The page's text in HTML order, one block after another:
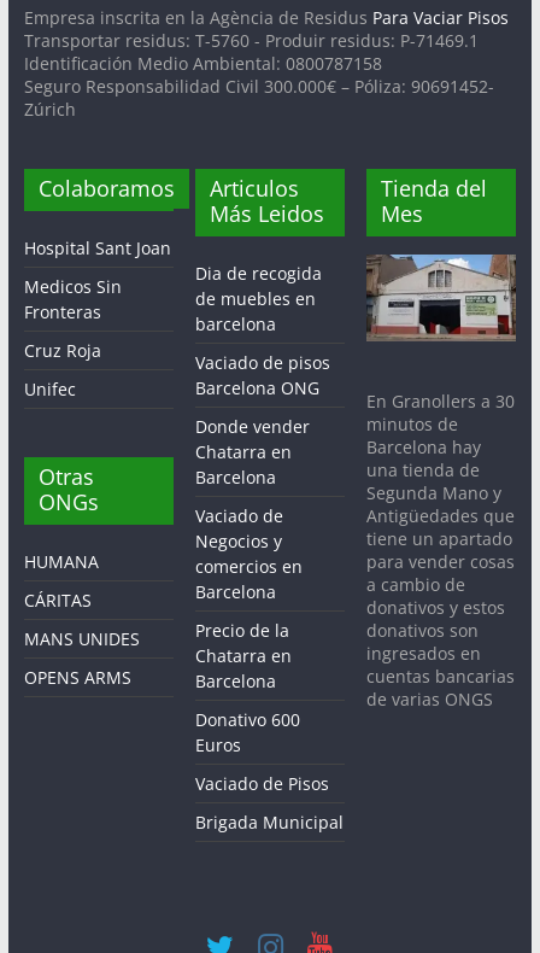
Empresa inscrita en la Agència de Residus Para Vaciar Pisos
Transportar residus: T-5760 - Produir residus: P-71469.1
Identificación Medio Ambiental: 0800787158
Seguro Responsabilidad Civil 300.000€ – Póliza: 90691452-
Zúrich
Colaboramos
Hospital Sant Joan
Medicos Sin
Fronteras
Cruz Roja
Unifec
Otras
ONGs
HUMANA
CÁRITAS
MANS UNIDES
OPENS ARMS
Articulos
Más Leidos
Dia de recogida
de muebles en
barcelona
Vaciado de pisos
Barcelona ONG
Donde vender
Chatarra en
Barcelona
Vaciado de
Negocios y
comercios en
Barcelona
Precio de la
Chatarra en
Barcelona
Donativo 600
Euros
Vaciado de Pisos
Brigada Municipal
Tienda del
Mes
En Granollers a 30
minutos de
Barcelona hay
una tienda de
Segunda Mano y
Antigüedades que
tiene un apartado
para vender cosas
a cambio de
donativos y estos
donativos son
ingresados en
cuentas bancarias
de varias ONGS